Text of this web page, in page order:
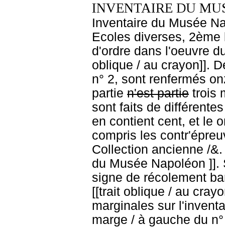
INVENTAIRE DU
Inventaire du Musée
Ecoles diverses,
d'ordre dans l'oeuvre
oblique / au crayon]].
n° 2, sont renfermés
partie n'est partie trois
sont faits de
en contient cent, et le
compris les
Collection ancienne /
du Musée Napoléon
signe de récolement
[[trait oblique / au
marginales sur
marge / à gauche du